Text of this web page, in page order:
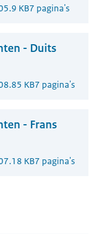
KB7 pagina's
- Duits
KB7 pagina's
- Frans
KB7 pagina's